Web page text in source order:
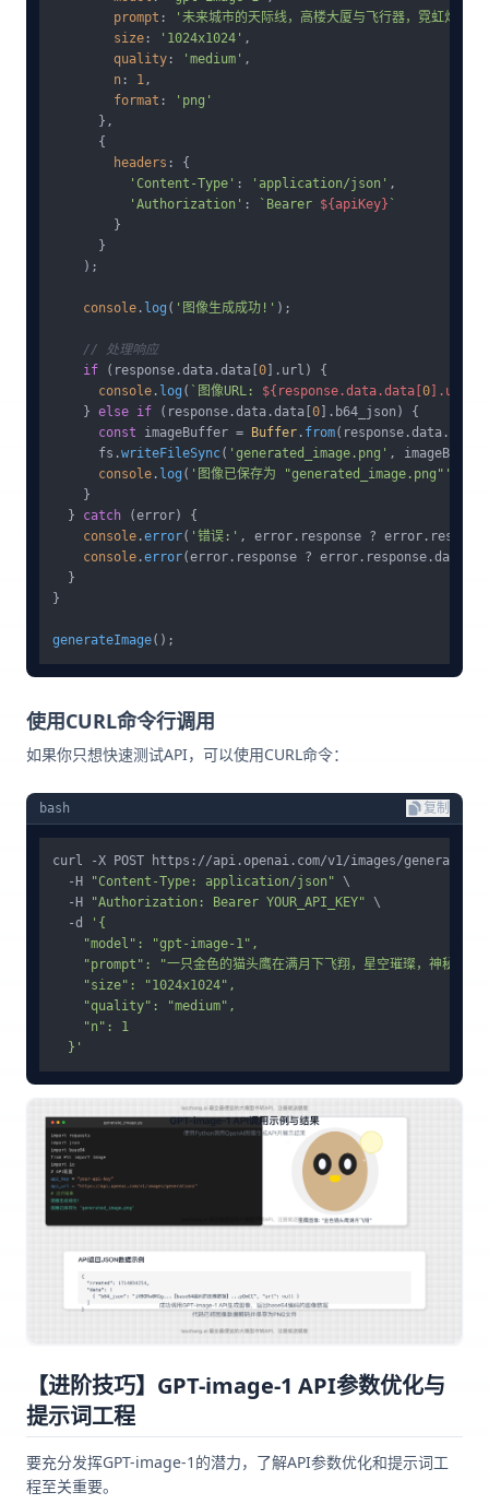
prompt :
'未来城市的天际线，高楼大厦与飞行器，霓虹灯闪
size : '1024x1024' ,
quality : 'medium' ,
n : 1,
format :
'png'
      },
      {
headers : {
'Content-Type' : 'application/json' ,
'Authorization' : `Bearer ${apiKey} `
        }
      }
    );
console . log ( '图像生成成功!' );
// 处理响应
if (response.data .data 0 ]. url ) {
console . log ( `图像URL: ${response.data.data[ 0 ].url}
    }
else if (response.data .data 0 ]. b64_json ) {
const imageBuffer = Buffer . from(response.data .
      fs.
writeFileSync( 'generated_image.png' ,
console . log ( '图像已保存为 "generated_image.png"'
    }
  }
catch (error) {
console .error( '错误:' , error. response ? error.
console .error(error. response ? error. response .data
  }
}
generateImage
使用CURL命令行调用
如果你只想快速测试API，可以使用CURL命令：
bash 复制
curl -X POST https://api.openai.com/v1/images/
  -H
"Content-Type: application/json" \
  -H
"Authorization: Bearer YOUR_API_KEY" \
  -d
'{
    "model": "gpt-image-1",
"prompt": "一只金色的猫头鹰在满月下飞翔，星空璀璨，神秘而梦
    "size": "1024x1024",
    "quality": "medium",
    "n": 1
  }'
【进阶技巧】GPT-image-1 API参数优化与
提示词工程
要充分发挥GPT-image-1的潜力，了解API参数优化和提示词工
程至关重要。